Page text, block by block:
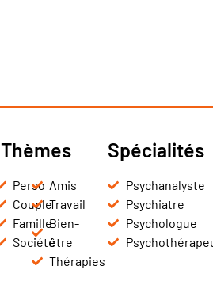
Thèmes
Perso
Couple
Famille
Société
Amis
Travail
Bien-
être
Thérapies
Spécialités
Psychanalyste
Psychiatre
Psychologue